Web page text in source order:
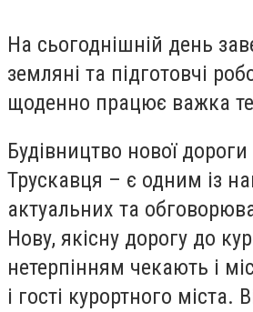
На сьогоднішній день
земляні та підготовчі
щоденно працює важка
Будівництво нової
Трускавця – є одним із
актуальних та
Нову, якісну дорогу до
нетерпінням чекають і
і гості курортного міста.